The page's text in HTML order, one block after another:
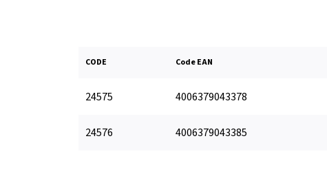
CODE Code EAN
24575 4006379043378
24576 4006379043385